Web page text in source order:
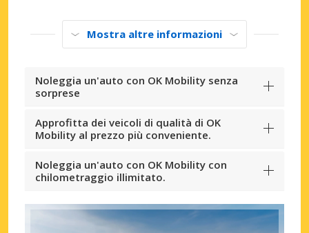
Mostra altre informazioni
Noleggia un'auto con OK Mobility senza
sorprese
Approfitta dei veicoli di qualità di OK
Mobility al prezzo più conveniente.
Noleggia un'auto con OK Mobility con
chilometraggio illimitato.